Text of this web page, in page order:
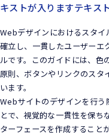
キストが入りますテキス
Webデザインにおけるスタイ
確立し、一貫したユーザーエ
ルです。このガイドには、色
原則、ボタンやリンクのスタ
います。
Webサイトのデザインを行う
とで、視覚的な一貫性を保
ターフェースを作成すること